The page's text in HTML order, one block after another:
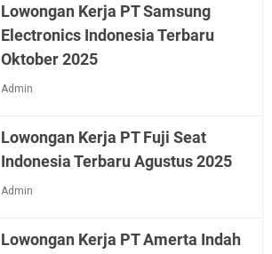
Lowongan Kerja PT Samsung
Electronics Indonesia Terbaru
Oktober 2025
Admin
Lowongan Kerja PT Fuji Seat
Indonesia Terbaru Agustus 2025
Admin
Lowongan Kerja PT Amerta Indah